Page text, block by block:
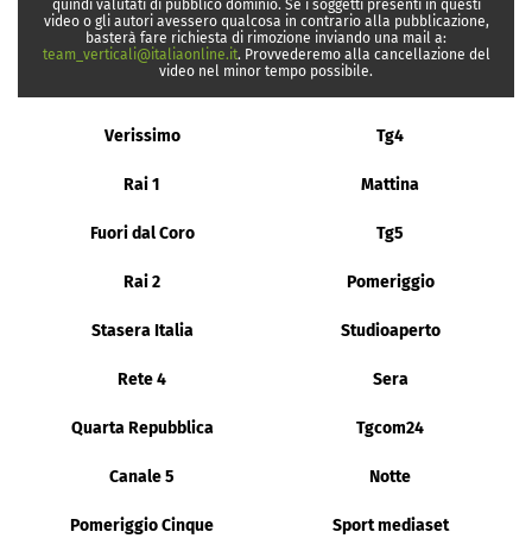
quindi valutati di pubblico dominio. Se i soggetti presenti in questi
video o gli autori avessero qualcosa in contrario alla pubblicazione,
basterà fare richiesta di rimozione inviando una mail a:
team_verticali@italiaonline.it. Provvederemo alla cancellazione del
video nel minor tempo possibile.
Verissimo Tg4
Rai 1 Mattina
Fuori dal Coro Tg5
Rai 2 Pomeriggio
Stasera Italia Studioaperto
Rete 4 Sera
Quarta Repubblica Tgcom24
Canale 5 Notte
Pomeriggio Cinque Sport mediaset